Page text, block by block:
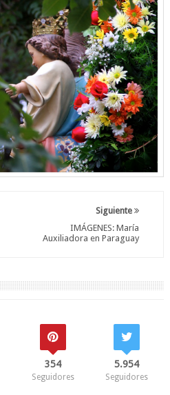
Siguiente
IMÁGENES: María
Auxiliadora en Paraguay
354
Seguidores
5.954
Seguidores